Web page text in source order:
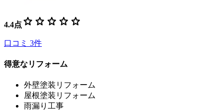
4.4点 star star star star star
口コミ 3件
得意なリフォーム
外壁塗装リフォーム
屋根塗装リフォーム
雨漏り工事